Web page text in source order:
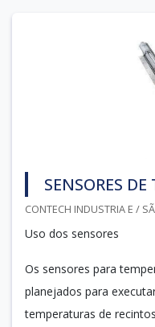
SENSORES
CONTECH INDUSTRIA E /
Uso dos sensores
Os sensores para
planejados para
temperaturas de